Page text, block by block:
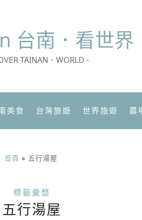
台南．看世界
TAINAN．WORLD -
美食 台灣旅遊 世界旅遊 農
首頁 » 五行湯屋
標籤彙整
五行湯屋